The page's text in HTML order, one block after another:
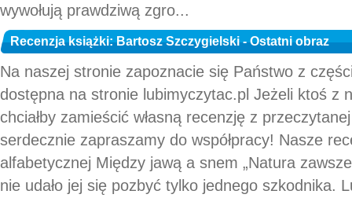
wywołują prawdziwą zgro...
Recenzja książki: Bartosz Szczygielski - Ostatni obraz
Na naszej stronie zapoznacie się Państwo z
dostępna na stronie lubimyczytac.pl Jeżeli ktoś z
chciałby zamieścić własną recenzję z
serdecznie zapraszamy do współpracy! Nasze
alfabetycznej Między jawą a snem „Natura
nie udało jej się pozbyć tylko jednego szkodnika.